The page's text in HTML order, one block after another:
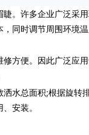
。许多企业广泛采
同时调节周围环境温
方便。因此广泛应
水总面积;根据旋转排
安装。